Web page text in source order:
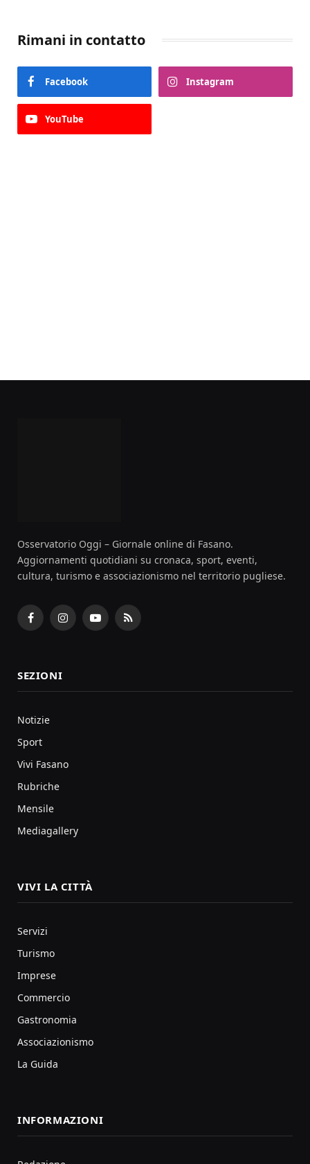
Rimani in contatto
Facebook Instagram
YouTube
Osservatorio Oggi – Giornale online di Fasano.
Aggiornamenti quotidiani su cronaca, sport, eventi,
cultura, turismo e associazionismo nel territorio pugliese.
FacebookInstagramYouTubeRSS
SEZIONI
Notizie
Sport
Vivi Fasano
Rubriche
Mensile
Mediagallery
VIVI LA CITTÀ
Servizi
Turismo
Imprese
Commercio
Gastronomia
Associazionismo
La Guida
INFORMAZIONI